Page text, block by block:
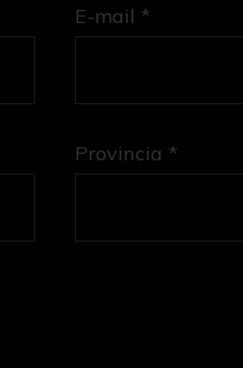
E-mail *
Provincia *